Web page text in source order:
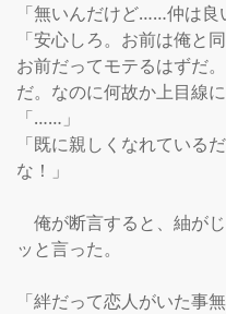
「無いんだけど……仲は良
「安心しろ。お前は俺と
お前だってモテるはずだ
だ。なのに何故か上目線
「……」
「既に親しくなれている
な！」
俺が断言すると、紬が
ッと言った。
「絆だって恋人がいた事